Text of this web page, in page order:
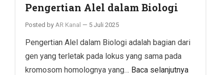
Pengertian Alel dalam Biologi
Posted by AR Kanal — 5 Juli 2025
Pengertian Alel dalam Biologi adalah bagian dari
gen yang terletak pada lokus yang sama pada
kromosom homolognya yang… Baca selanjutnya